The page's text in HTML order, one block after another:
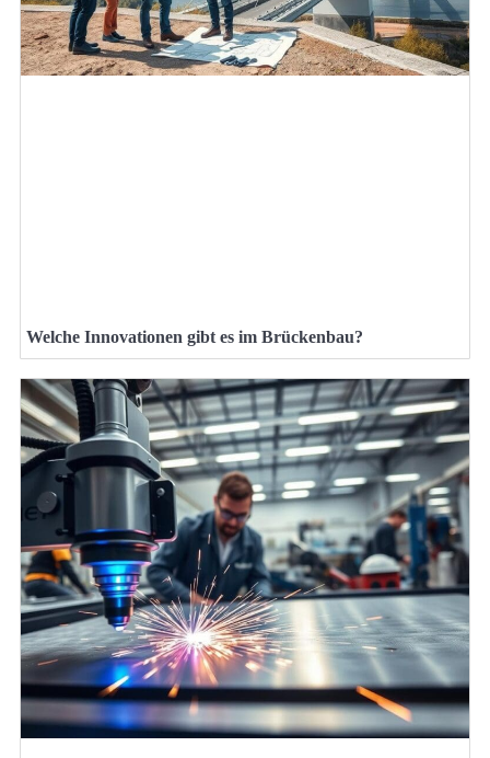
Welche Innovationen gibt es im Brückenbau?